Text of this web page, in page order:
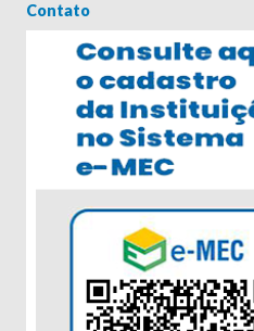
Contato